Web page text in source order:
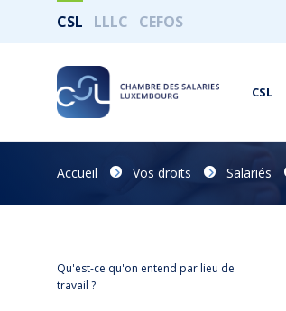
CSL LLLC CEFOS
CSL
Accueil Vos droits Salariés
Qu'est-ce qu'on entend par lieu de
travail ?